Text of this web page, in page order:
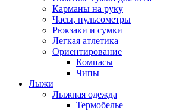
Карманы на руку
Часы, пульсометры
Рюкзаки и сумки
Легкая атлетика
Ориентирование
Компасы
Чипы
Лыжи
Лыжная одежда
Термобелье